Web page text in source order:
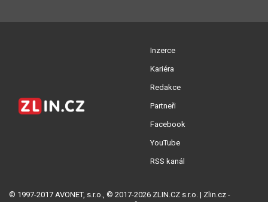
Inzerce
Kariéra
Redakce
Partneři
Facebook
YouTube
RSS kanál
© 1997-2017 AVONET, s.r.o., © 2017-2026 ZLIN.CZ s.r.o. | Zlin.cz -